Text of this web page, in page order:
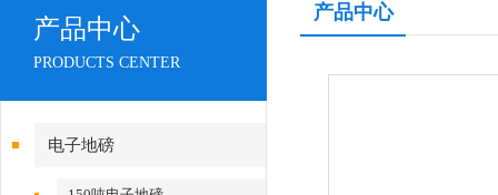
产品中心
PRODUCTS CENTER
电子地磅
产品中心